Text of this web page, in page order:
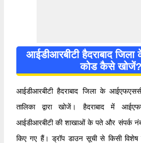
आईडीआरबीटी हैदराबाद
कोड कैसे खोजें?
आईडीआरबीटी हैदराबाद जिला के
तालिका द्वारा खोजें। हैदराबाद में
आईडीआरबीटी की शाखाओं के पते और संपर्क
किए गए हैं। ड्रॉप डाउन सूची से किसी